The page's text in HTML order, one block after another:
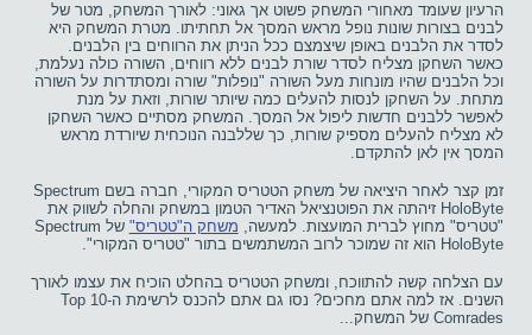
הרעיון שעומד מאחורי המשחק פשוט אך גאוני: לאורך המשחק, מטר של
לבנים בצורות שונות נופל מראש המסך אל תחתיתו. מטרת המשחק היא
לסדר את הלבנים באופן שיצמצם ככל הניתן את הרווחים בין הלבנים.
כאשר השחקן מצליח לסדר שורת לבנים ללא רווחים, השורה כולה נעלמת,
וכל הלבנים שהיו מונחות מעל השורה "נופלות" שורה ומסתדרות על השורה
מתחת. על השחקן לנסות להעלים כמה שיותר שורות, וזאת על מנת
לאפשר ללבנים חדשות ליפול אל המסך. המשחק מסתיים כאשר השחקן
לא מצליח להעלים מספיק שורות, כך שללבנה הנוכחית שיורדת מראש
המסך אין לאן להתקדם.
זמן קצר לאחר היציאה של משחק הטטריס המקורי, חברה בשם Spectrum
HoloByte זיהתה את הפוטנציאל האדיר הטמון במשחק והחלה לשווק את
"טטריס" מחוץ לברית המועצות. למעשה, משחק ה"טטריס"
של Spectrum
HoloByte הוא זה שמוכר לרוב המשתמשים בתור "טטריס המקורי".
עם הצלחה קשה להתווכח, ומשחק הטטריס בהחלט הוכיח את עצמו לאורך
השנים. אז למה אתם מחכים? נסו גם אתם להכנס לרשימת ה-Top 10
Comrades של המשחק...